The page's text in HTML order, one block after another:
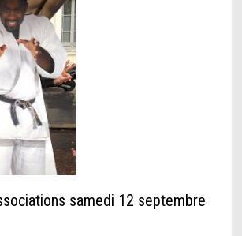
samedi 12 septembre